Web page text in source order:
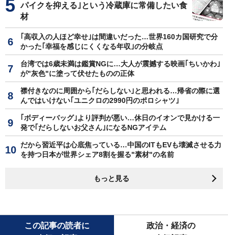
パイクを抑える｣という冷蔵庫に常備したい食
材
｢高収入の人ほど幸せ｣は間違いだった…世界160カ国研究で分
かった｢幸福を感じにくくなる年収｣の分岐点
台湾では6歳未満は鑑賞NGに…大人が震撼する映画｢ちいかわ｣
が"灰色"に塗って伏せたものの正体
襟付きなのに周囲から｢だらしない｣と思われる…帰省の際に選
んではいけない｢ユニクロの2990円のポロシャツ｣
｢ボディーバッグ｣より評判が悪い…休日のイオンで見かける一
発で｢だらしないお父さん｣になるNGアイテム
だから習近平は心底焦っている…中国のITもEVも壊滅させる力
を持つ日本が世界シェア8割を握る"素材"の名前
もっと見る
この記事の読者に
政治・経済の